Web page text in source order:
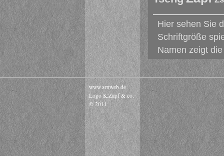
Hier sehen Sie
Schriftgröße
Namen zeigt
www.arttweb.de
Logo K.Zapf & co.
© 2011